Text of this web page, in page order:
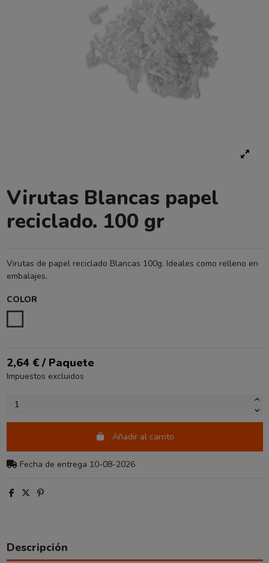
Virutas Blancas papel
reciclado. 100 gr
Virutas de papel reciclado Blancas 100g. Ideales como relleno en
embalajes.
COLOR
2,64 € / Paquete
Impuestos excluidos
Añadir al carrito
Fecha de entrega 10-08-2026
Descripción